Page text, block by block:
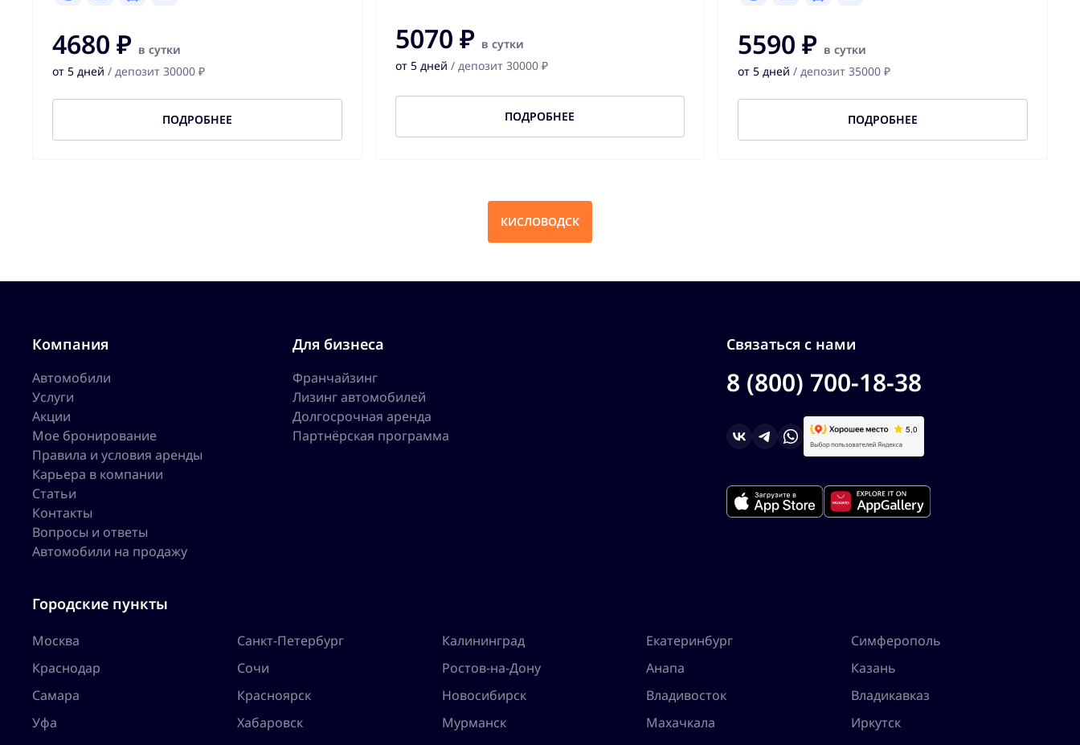
4680 ₽ в сутки
от 5 дней / депозит 30000 ₽
ПОДРОБНЕЕ
5070 ₽ в сутки
от 5 дней / депозит 30000 ₽
ПОДРОБНЕЕ
5590 ₽ в сутки
от 5 дней / депозит 35000 ₽
ПОДРОБНЕЕ
КИСЛОВОДСК
Компания
Автомобили
Услуги
Акции
Мое бронирование
Правила и условия аренды
Карьера в компании
Статьи
Контакты
Вопросы и ответы
Автомобили на продажу
Для бизнеса
Франчайзинг
Лизинг автомобилей
Долгосрочная аренда
Партнёрская программа
Связаться с нами
8 (800) 700-18-38
Городские пункты
Москва Санкт-Петербург Калининград Екатеринбург
Симферополь
Краснодар
Сочи Ростов-на-Дону Анапа
Казань
Самара
Красноярск Новосибирск Владивосток
Владикавказ
Уфа
Хабаровск Мурманск Махачкала
Иркутск